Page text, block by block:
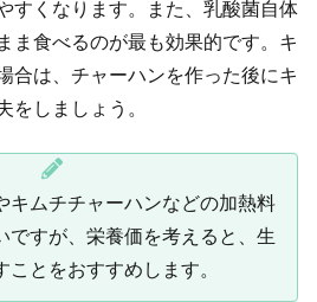
すくなります。また、乳酸菌自体
ま食べるのが最も効果的です。キ
合は、チャーハンを作った後にキ
をしましょう。
キムチチャーハンなどの加熱料
ですが、栄養価を考えると、生
とをおすすめします。